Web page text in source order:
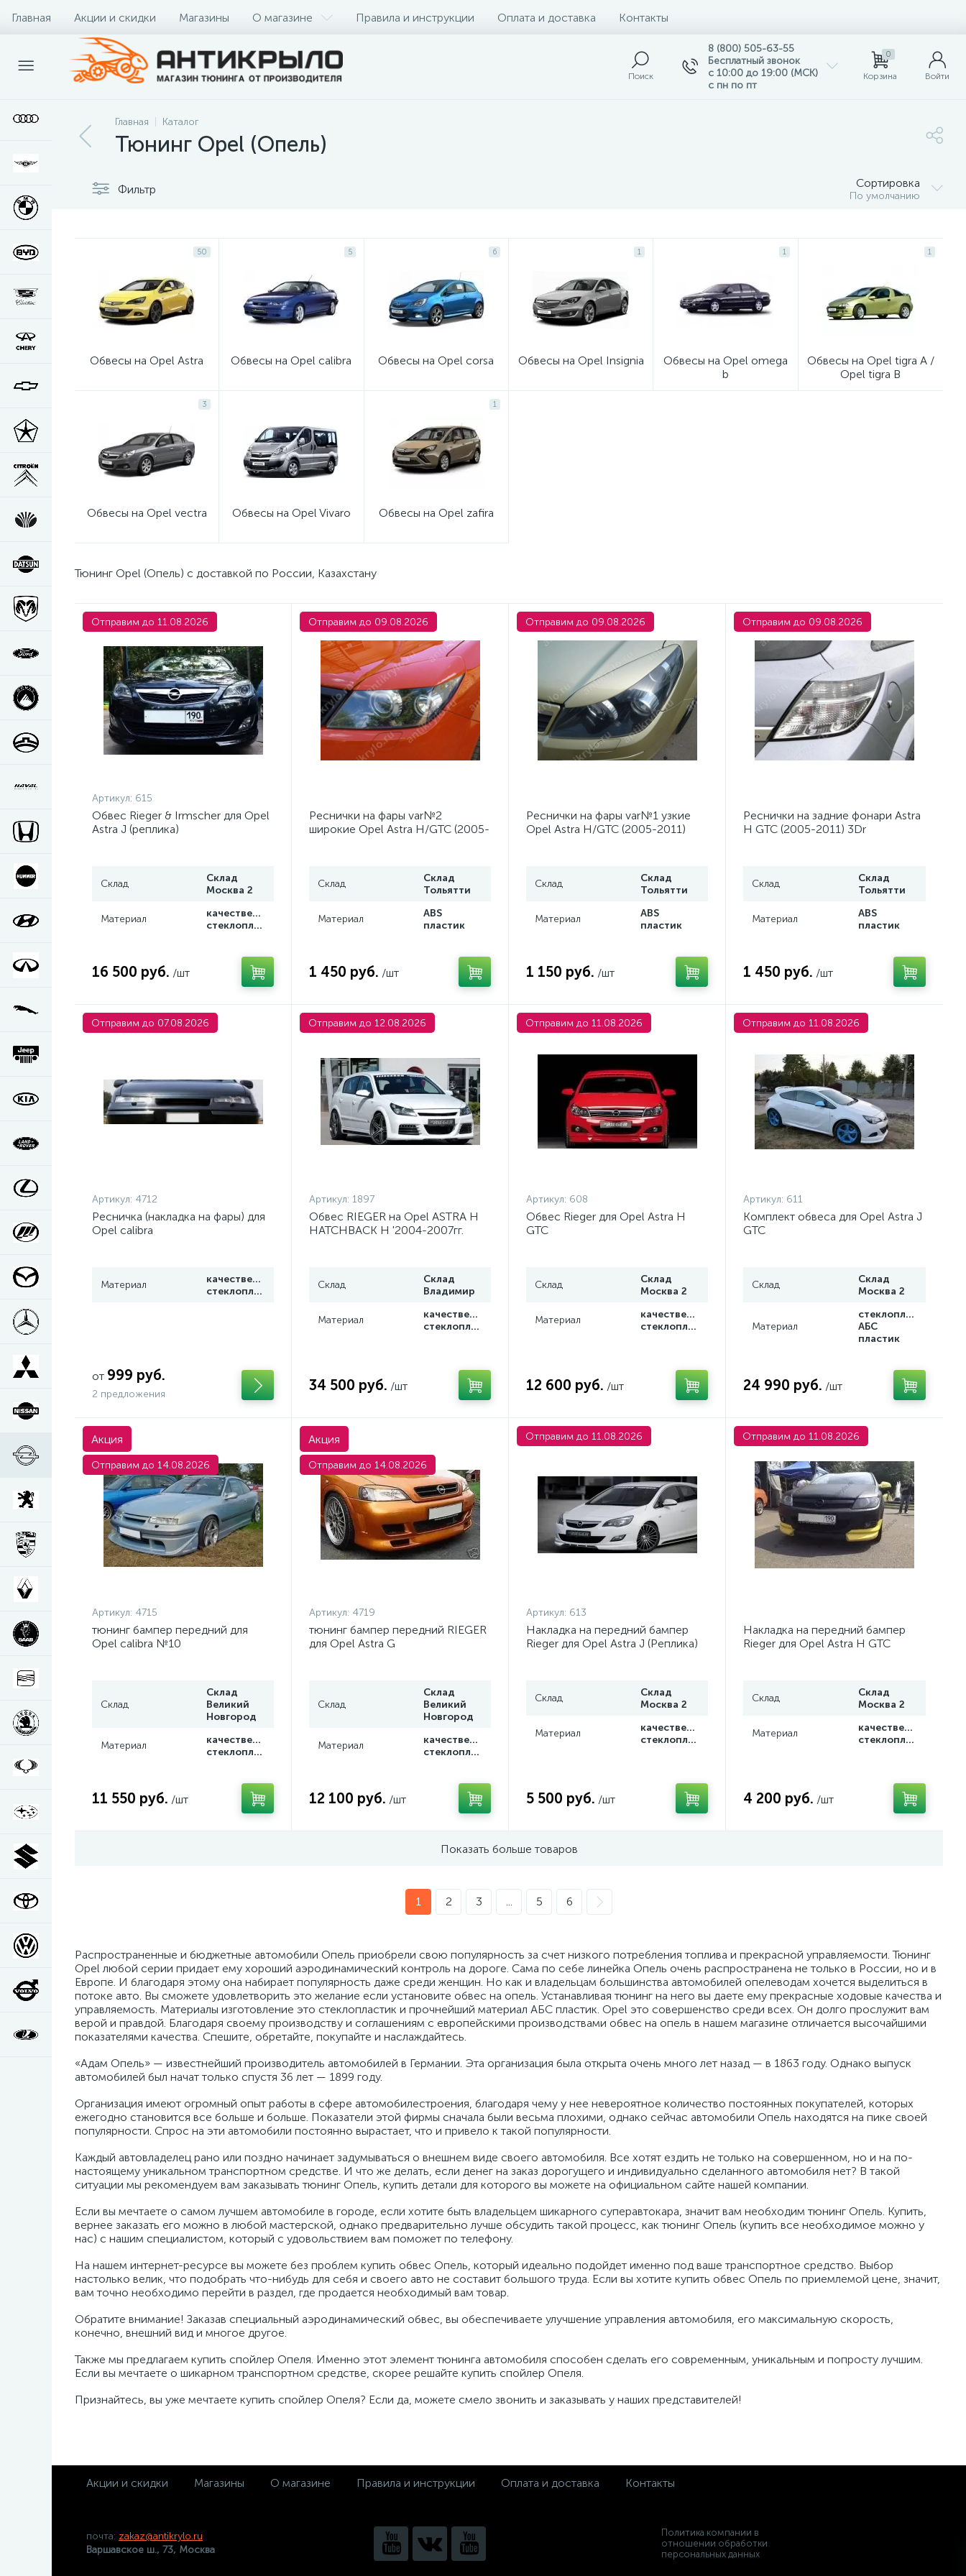
Главная Акции и скидки Магазины О магазине Правила и инструкции Оплата и доставка Контакты
Поиск
8 (800) 505-63-55
Бесплатный звонок
с 10:00 до 19:00 (МСК)
с пн по пт
0
Корзина Войти
Главная Каталог
Тюнинг Opel (Опель)
Фильтр Сортировка
По умолчанию
50
Обвесы на Opel Astra
5
Обвесы на Opel calibra
6
Обвесы на Opel corsa
1
Обвесы на Opel Insignia
1
Обвесы на Opel omega
b
1
Обвесы на Opel tigra A /
Opel tigra B
3
Обвесы на Opel vectra Обвесы на Opel Vivaro
1
Обвесы на Opel zafira
Тюнинг Opel (Опель) с доставкой по России, Казахстану
Отправим до 11.08.2026
Артикул: 615
Обвес Rieger & Irmscher для Opel
Astra J (реплика)
Склад
Склад
Москва 2
Материал
качественный
стеклопластик
16 500 руб. /шт
Отправим до 09.08.2026
Реснички на фары var№2
широкие Opel Astra H/GTC (2005-
Склад
Склад
Тольятти
Материал
ABS
пластик
1 450 руб. /шт
Отправим до 09.08.2026
Реснички на фары var№1 узкие
Opel Astra H/GTC (2005-2011)
Склад
Склад
Тольятти
Материал
ABS
пластик
1 150 руб. /шт
Отправим до 09.08.2026
Реснички на задние фонари Astra
H GTC (2005-2011) 3Dr
Склад
Склад
Тольятти
Материал
ABS
пластик
1 450 руб. /шт
Отправим до 07.08.2026
Артикул: 4712
Ресничка (накладка на фары) для
Opel calibra
Материал
качественный
стеклопластик
от 999 руб.
2 предложения
Отправим до 12.08.2026
Артикул: 1897
Обвес RIEGER на Opel ASTRA H
HATCHBACK H '2004-2007гг.
Склад
Склад
Владимир
Материал
качественный
стеклопластик
34 500 руб. /шт
Отправим до 11.08.2026
Артикул: 608
Обвес Rieger для Opel Astra H
GTC
Склад
Склад
Москва 2
Материал
качественный
стеклопластик
12 600 руб. /шт
Отправим до 11.08.2026
Артикул: 611
Комплект обвеса для Opel Astra J
GTC
Склад
Склад
Москва 2
Материал
стеклопластик/
АБС
пластик
24 990 руб. /шт
Акция
Отправим до 14.08.2026
Артикул: 4715
тюнинг бампер передний для
Opel calibra №10
Склад
Склад
Великий
Новгород
Материал
качественный
стеклопластик
11 550 руб. /шт
Акция
Отправим до 14.08.2026
Артикул: 4719
тюнинг бампер передний RIEGER
для Opel Astra G
Склад
Склад
Великий
Новгород
Материал
качественный
стеклопластик
12 100 руб. /шт
Отправим до 11.08.2026
Артикул: 613
Накладка на передний бампер
Rieger для Opel Astra J (Реплика)
Склад
Склад
Москва 2
Материал
качественный
стеклопластик
5 500 руб. /шт
Отправим до 11.08.2026
Накладка на передний бампер
Rieger для Opel Astra H GTC
Склад
Склад
Москва 2
Материал
качественный
стеклопластик
4 200 руб. /шт
Показать больше товаров
1 2 3 ... 5 6
Распространенные и бюджетные автомобили Опель приобрели свою популярность за счет низкого потребления топлива и прекрасной управляемости. Тюнинг
Opel любой серии придает ему хороший аэродинамический контроль на дороге. Сама по себе линейка Опель очень распространена не только в России, но и в
Европе. И благодаря этому она набирает популярность даже среди женщин. Но как и владельцам большинства автомобилей опелеводам хочется выделиться в
потоке авто. Вы сможете удовлетворить это желание если установите обвес на опель. Устанавливая тюнинг на него вы даете ему прекрасные ходовые качества и
управляемость. Материалы изготовление это стеклопластик и прочнейший материал АБС пластик. Opel это совершенство среди всех. Он долго прослужит вам
верой и правдой. Благодаря своему производству и соглашениям с европейскими производствами обвес на опель в нашем магазине отличается высочайшими
показателями качества. Спешите, обретайте, покупайте и наслаждайтесь.
«Адам Опель» — известнейший производитель автомобилей в Германии. Эта организация была открыта очень много лет назад — в 1863 году. Однако выпуск
автомобилей был начат только спустя 36 лет — 1899 году.
Организация имеют огромный опыт работы в сфере автомобилестроения, благодаря чему у нее невероятное количество постоянных покупателей, которых
ежегодно становится все больше и больше. Показатели этой фирмы сначала были весьма плохими, однако сейчас автомобили Опель находятся на пике своей
популярности. Спрос на эти автомобили постоянно вырастает, что и привело к такой популярности.
Каждый автовладелец рано или поздно начинает задумываться о внешнем виде своего автомобиля. Все хотят ездить не только на совершенном, но и на по-
настоящему уникальном транспортном средстве. И что же делать, если денег на заказ дорогущего и индивидуально сделанного автомобиля нет? В такой
ситуации мы рекомендуем вам заказывать тюнинг Опель, купить детали для которого вы можете на официальном сайте нашей компании.
Если вы мечтаете о самом лучшем автомобиле в городе, если хотите быть владельцем шикарного суперавтокара, значит вам необходим тюнинг Опель. Купить,
вернее заказать его можно в любой мастерской, однако предварительно лучше обсудить такой процесс, как тюнинг Опель (купить все необходимое можно у
нас) с нашим специалистом, который с удовольствием вам поможет по телефону.
На нашем интернет-ресурсе вы можете без проблем купить обвес Опель, который идеально подойдет именно под ваше транспортное средство. Выбор
настолько велик, что подобрать что-нибудь для себя и своего авто не составит большого труда. Если вы хотите купить обвес Опель по приемлемой цене, значит,
вам точно необходимо перейти в раздел, где продается необходимый вам товар.
Обратите внимание! Заказав специальный аэродинамический обвес, вы обеспечиваете улучшение управления автомобиля, его максимальную скорость,
конечно, внешний вид и многое другое.
Также мы предлагаем купить спойлер Опеля. Именно этот элемент тюнинга автомобиля способен сделать его современным, уникальным и попросту лучшим.
Если вы мечтаете о шикарном транспортном средстве, скорее решайте купить спойлер Опеля.
Признайтесь, вы уже мечтаете купить спойлер Опеля? Если да, можете смело звонить и заказывать у наших представителей!
Акции и скидки Магазины О магазине Правила и инструкции Оплата и доставка Контакты
почта: zakaz@antikrylo.ru
Варшавское ш., 73, Москва
Политика компании в
отношении обработки
персональных данных